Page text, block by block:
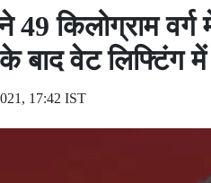
49 किलोग्राम
बाद वेट लिफ्टिंग
17:42 IST